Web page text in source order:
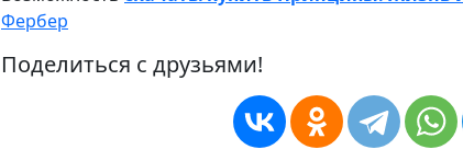
Фербер
Поделиться с друзьями!